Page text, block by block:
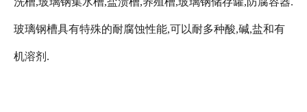
玻璃钢槽具有特殊的耐腐蚀性能,可以耐多种酸,碱,盐和有
机溶剂.